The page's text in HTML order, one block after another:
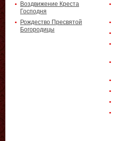
Воздвижение Креста
Господня
Рождество Пресвятой
Богородицы